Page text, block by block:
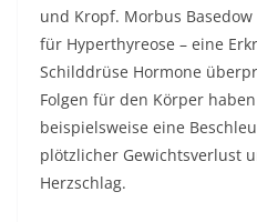
und Kropf. Morbus
für Hyperthyreose – eine
Schilddrüse Hormone
Folgen für den Körper
beispielsweise eine
plötzlicher Gewichtsverlust
Herzschlag.